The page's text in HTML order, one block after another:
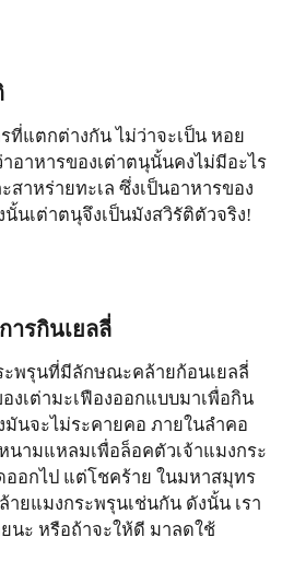
ที่แตกต่างกัน ไม่ว่าจะเป็น หอย
อาหารของเต่าตนุนั้นคงไม่มีอะไร
สาหร่ายทะเล ซึ่งเป็นอาหารของ
นเต่าตนุจึงเป็นมังสวิรัติตัวจริง!
ารกินเยลลี่
ะพรุนที่มีลักษณะคล้ายก้อนเยลลี่
งเต่ามะเฟืองออกแบบมาเพื่อกิน
มันจะไม่ระคายคอ ภายในลำคอ
ามแหลมเพื่อล็อคตัวเจ้าแมงกระ
อกไป แต่โชคร้าย ในมหาสมุทร
ยแมงกระพรุนเช่นกัน ดังนั้น เรา
นะ หรือถ้าจะให้ดี มาลดใช้